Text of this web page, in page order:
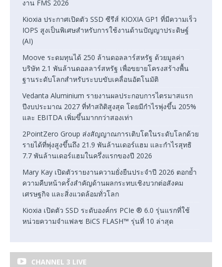
งาน FMS 2026
Kioxia ประกาศเปิดตัว SSD ซีรีส์ KIOXIA GP1 ที่มีความเร็ว
IOPS สูงเป็นพิเศษสำหรับการใช้งานด้านปัญญาประดิษฐ์
(AI)
Moove ระดมทุนได้ 250 ล้านดอลลาร์สหรัฐ ด้วยมูลค่า
บริษัท 2.1 พันล้านดอลลาร์สหรัฐ เพื่อขยายโครงสร้างพื้น
ฐานระดับโลกสำหรับระบบขับเคลื่อนอัตโนมัติ
Vedanta Aluminium รายงานผลประกอบการไตรมาสแรก
ปีงบประมาณ 2027 ที่ทำสถิติสูงสุด โดยมีกำไรพุ่งขึ้น 205%
และ EBITDA เพิ่มขึ้นมากกว่าสองเท่า
2PointZero Group ส่งสัญญาณการเติบโตในระดับโลกด้วย
รายได้ที่พุ่งสูงขึ้นถึง 21.9 พันล้านเดอร์แฮม และกำไรสุทธิ
7.7 พันล้านเดอร์แฮมในครึ่งแรกของปี 2026
Mary Kay เปิดตัวรายงานความยั่งยืนประจำปี 2026 ตอกย้ำ
ความคืบหน้าครั้งสำคัญด้านผลกระทบเชิงบวกต่อสังคม
เศรษฐกิจ และสิ่งแวดล้อมทั่วโลก
Kioxia เปิดตัว SSD ระดับองค์กร PCIe ® 6.0 รุ่นแรกที่ใช้
หน่วยความจำแฟลช BiCS FLASH™ รุ่นที่ 10 ล่าสุด
CHANNEL 3 LIVE